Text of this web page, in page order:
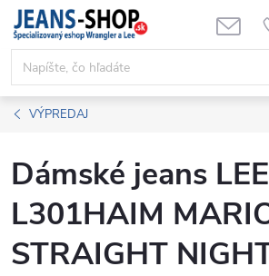
Prejsť
obsah
VÝPREDAJ
Dámské jeans LEE
L301HAIM
STRAIGHT